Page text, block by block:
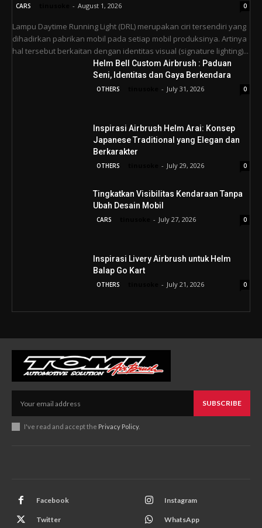
CARS - August 1, 2026 0
Lampu Daytime Running Light (DRL) merupakan ciri tersendiri yang
dihadirkan pabrikan mobil pada setiap mobil produksinya. Artinya
hal tersebut berkaitan dengan identitas visual (signature lighting)...
Helm Bell Custom Airbrush : Paduan
Seni, Identitas dan Gaya Berkendara
OTHERS - July 31, 2026 0
Inspirasi Airbrush Helm Arai: Konsep
Japanese Traditional yang Elegan dan
Berkarakter
OTHERS - July 29, 2026 0
Tingkatkan Visibilitas Kendaraan Tanpa
Ubah Desain Mobil
CARS - July 27, 2026 0
Inspirasi Livery Airbrush untuk Helm
Balap Go Kart
OTHERS - July 21, 2026 0
SUBSCRIBE
I've read and accept the Privacy Policy.
Facebook Instagram
Twitter WhatsApp